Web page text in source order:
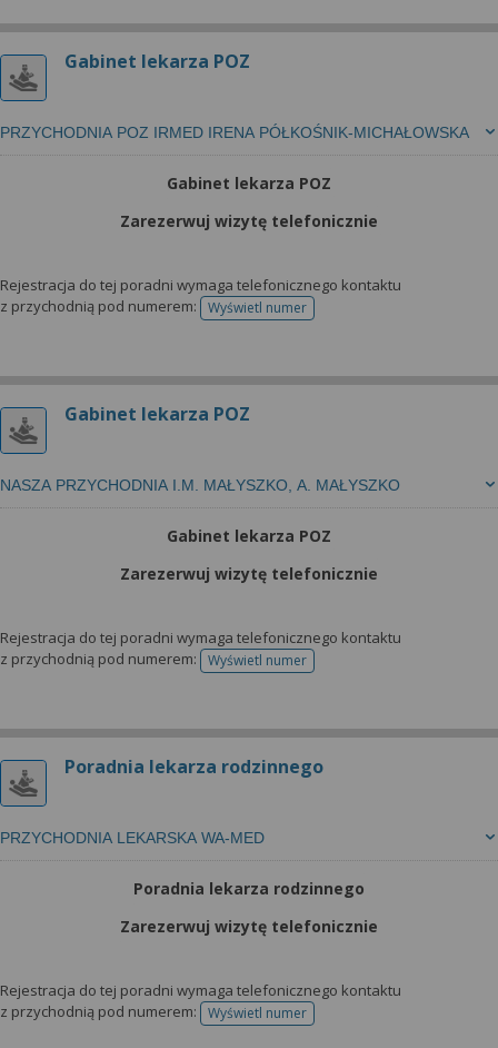
Gabinet lekarza POZ
PRZYCHODNIA POZ IRMED IRENA PÓŁKOŚNIK-MICHAŁOWSKA
Gabinet lekarza POZ
Zarezerwuj wizytę telefonicznie
Rejestracja do tej poradni wymaga telefonicznego kontaktu
z przychodnią pod numerem:
Wyświetl numertelefonu do rejestracji
Gabinet lekarza POZ
NASZA PRZYCHODNIA I.M. MAŁYSZKO, A. MAŁYSZKO
Gabinet lekarza POZ
Zarezerwuj wizytę telefonicznie
Rejestracja do tej poradni wymaga telefonicznego kontaktu
z przychodnią pod numerem:
Wyświetl numertelefonu do rejestracji
Poradnia lekarza rodzinnego
PRZYCHODNIA LEKARSKA WA-MED
Poradnia lekarza rodzinnego
Zarezerwuj wizytę telefonicznie
Rejestracja do tej poradni wymaga telefonicznego kontaktu
z przychodnią pod numerem:
Wyświetl numertelefonu do rejestracji
możesz też wycofać zgodę na przetwarzanie Twoich
danych tylko w niektórych celach. Jeżeli chcesz
dowiedzieć się więcej lub chcesz przeprowadzić
konfigurację szczegółową, to możesz tego dokonać
za pomocą „Ustawień zaawansowanych”.
narzędzi zewnętrznych w naszym serwisie
znajdziesz w Regulaminie Serwisu.